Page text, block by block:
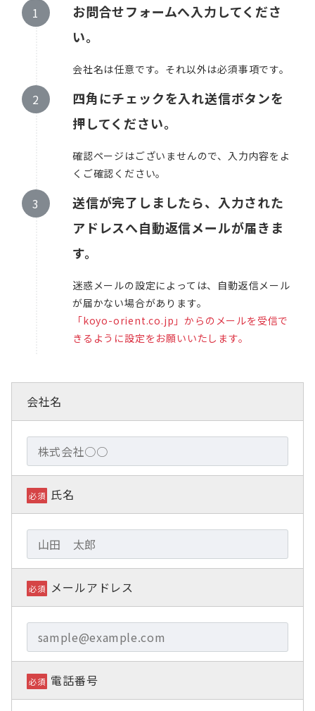
お問合せフォームへ入力してくださ
い。
会社名は任意です。それ以外は必須事項です。
四角にチェックを入れ送信ボタンを
押してください。
確認ページはございませんので、入力内容をよ
くご確認ください。
送信が完了しましたら、入力された
アドレスへ自動返信メールが届きま
す。
迷惑メールの設定によっては、自動返信メール
が届かない場合があります。
「koyo-orient.co.jp」からのメールを受信で
きるように設定をお願いいたします。
会社名
必須 氏名
必須 メールアドレス
必須 電話番号